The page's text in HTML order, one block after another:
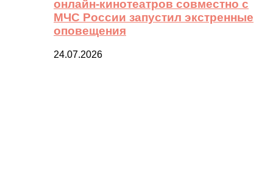
онлайн-кинотеатров совместно с
МЧС России запустил экстренные
оповещения
24.07.2026